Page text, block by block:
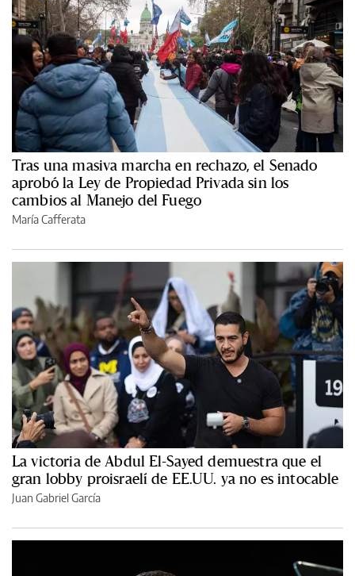
Tras una masiva marcha en rechazo, el Senado
aprobó la Ley de Propiedad Privada sin los
cambios al Manejo del Fuego
María Cafferata
La victoria de Abdul El-Sayed demuestra que el
gran lobby proisraelí de EE.UU. ya no es intocable
Juan Gabriel García